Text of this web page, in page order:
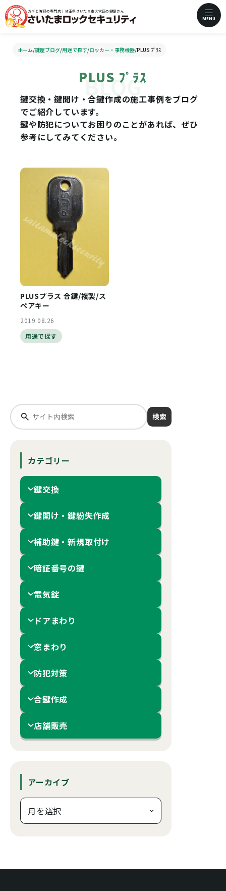
カギと防犯の専門店｜埼玉県さいたま市大宮区の鍵屋さん
MENU
ホーム/鍵屋ブログ/用途で探す/ロッカー・事務機器/PLUS ﾌﾟﾗｽ
PLUS ﾌﾟﾗｽ
鍵交換・鍵開け・合鍵作成の施工事例をブログ
でご紹介しています。
鍵や防犯についてお困りのことがあれば、ぜひ
参考にしてみてください。
PLUSプラス 合鍵/複製/ス
ペアキー
2019.08.26
用途で探す
検索
カテゴリー
鍵交換
鍵開け・鍵紛失作成
補助鍵・新規取付け
暗証番号の鍵
電気錠
ドアまわり
窓まわり
防犯対策
合鍵作成
店舗販売
アーカイブ